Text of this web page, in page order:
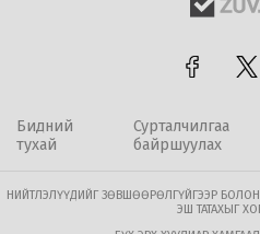
Бидний
тухай
Сурталчилгаа
байршуулах
НИЙТЛЭЛҮҮДИЙГ ЗӨВШӨӨРӨЛГҮЙГЭЭР БОЛОН
ЭШ ТАТАХЫГ